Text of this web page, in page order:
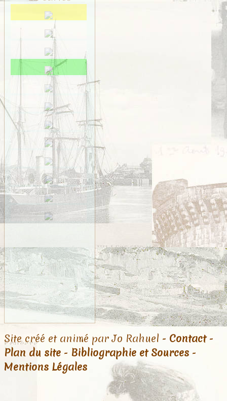
Site créé et animé par Jo Rahuel - Contact-
Plan du site - Bibliographie et Sources -
Mentions Légales